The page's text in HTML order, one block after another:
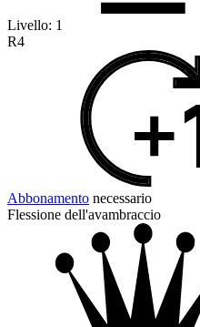
Livello: 1
R4
Abbonamento necessario
Flessione dell'avambraccio